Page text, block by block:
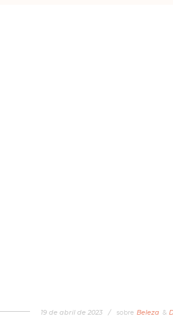
19 de abril de 2023 / sobre Beleza &